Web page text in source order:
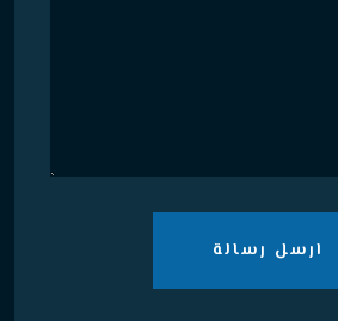
ارسل رسالة